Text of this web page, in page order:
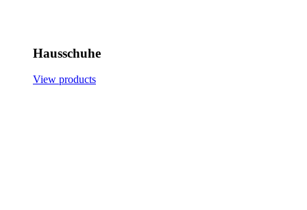
Hausschuhe
View products